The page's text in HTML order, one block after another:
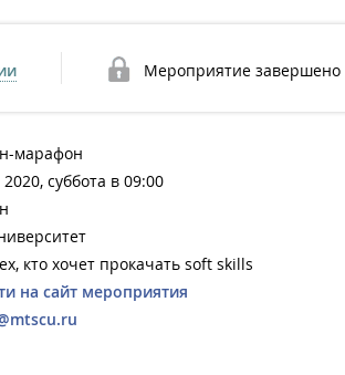
Мероприятие завершено
марафон
суббота в 09:00
кто хочет прокачать soft skills
на сайт мероприятия